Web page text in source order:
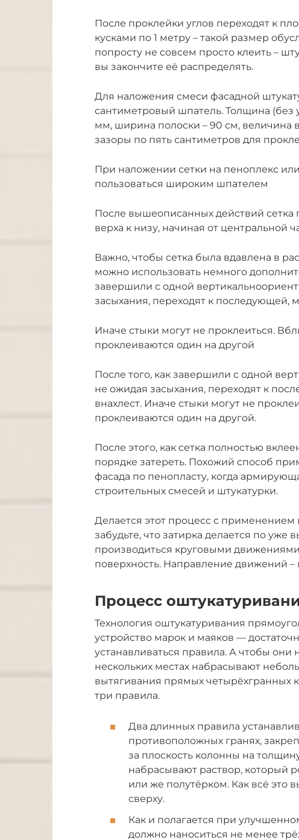
После проклейки углов переходят к
кусками по 1 метру – такой размер
попросту не совсем просто клеить –
вы закончите её распределять.
Для наложения смеси фасадной
сантиметровый шпатель. Толщина (без
мм, ширина полоски – 90 см, величина
зазоры по пять сантиметров для
При наложении сетки на пеноплекс
пользоваться широким шпателем
После вышеописанных действий сетка
верха к низу, начиная от центральной
Важно, чтобы сетка была вдавлена в
можно использовать немного
завершили с одной
засыхания, переходят к последующей,
Иначе стыки могут не проклеиться.
проклеиваются один на другой
После того, как завершили с одной
не ожидая засыхания, переходят к
внахлест. Иначе стыки могут не
проклеиваются один на другой.
После этого, как сетка полностью
порядке затереть. Похожий способ
фасада по пенопласту, когда
строительных смесей и штукатурки.
Делается этот процесс с
забудьте, что затирка делается по уже
производиться круговыми
поверхность. Направление движений –
Процесс
Технология оштукатуривания
устройство марок и маяков —
устанавливаться правила. А чтобы
нескольких местах набрасывают
вытягивания прямых четырёхгранных
три правила.
Два длинных правила
противоположных гранях,
за плоскость колонны на
набрасывают раствор, который
или же полутёрком. Как всё это
сверху.
Как и полагается при
должно наноситься не менее